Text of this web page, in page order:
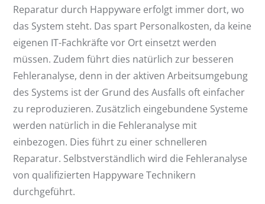
Reparatur durch Happyware erfolgt immer dort, wo
das System steht. Das spart Personalkosten, da keine
eigenen IT-Fachkräfte vor Ort einsetzt werden
müssen. Zudem führt dies natürlich zur besseren
Fehleranalyse, denn in der aktiven Arbeitsumgebung
des Systems ist der Grund des Ausfalls oft einfacher
zu reproduzieren. Zusätzlich eingebundene Systeme
werden natürlich in die Fehleranalyse mit
einbezogen. Dies führt zu einer schnelleren
Reparatur. Selbstverständlich wird die Fehleranalyse
von qualifizierten Happyware Technikern
durchgeführt.